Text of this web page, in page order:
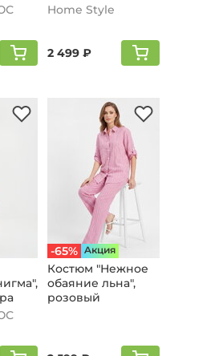
Home Style
2 499 ₽
-65% Aкция
Костюм "Нежное
обаяние льна",
розовый